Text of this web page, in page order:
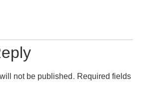
not be published. Required fields